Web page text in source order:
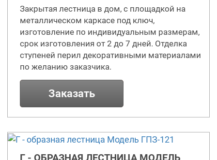
Закрытая лестница в дом, с площадкой на
металлическом каркасе под ключ,
изготовление по индивидуальным размерам,
срок изготовления от 2 до 7 дней. Отделка
ступеней перил декоративными материалами
по желанию заказчика.
Заказать
Г - ОБРАЗНАЯ ЛЕСТНИЦА МОДЕЛЬ